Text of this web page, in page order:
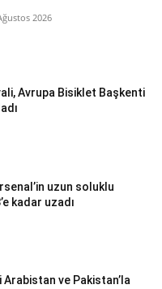
2026
Avrupa Bisiklet Başkenti
uzun soluklu
kadar uzadı
Arabistan ve Pakistan’la